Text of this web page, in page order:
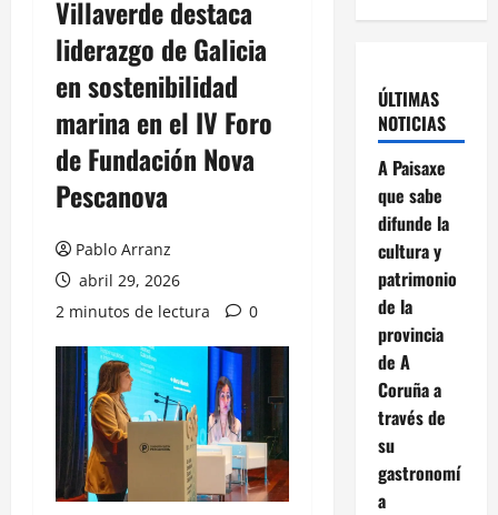
Villaverde destaca
liderazgo de Galicia
en sostenibilidad
marina en el IV Foro
de Fundación Nova
Pescanova
Pablo Arranz
abril 29, 2026
2 minutos de lectura
0
ÚLTIMAS
NOTICIAS
A Paisaxe
que sabe
difunde la
cultura y
patrimonio
de la
provincia
de A
Coruña a
través de
su
gastronomí
a